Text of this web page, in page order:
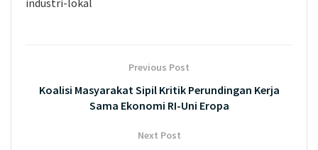
industri-lokal
Previous Post
Koalisi Masyarakat Sipil Kritik Perundingan Kerja
Sama Ekonomi RI-Uni Eropa
Next Post